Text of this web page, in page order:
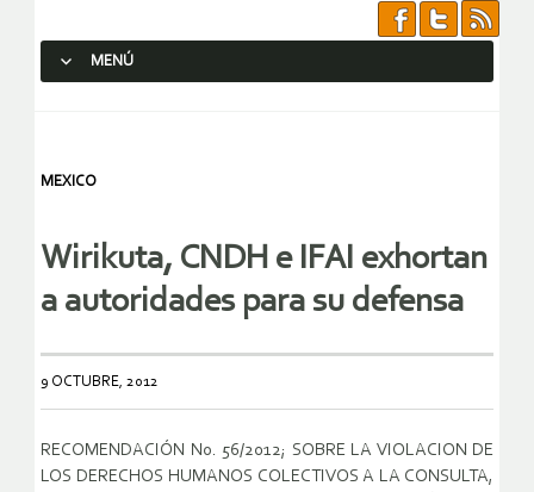
MENÚ
MEXICO
Wirikuta, CNDH e IFAI exhortan
a autoridades para su defensa
9 OCTUBRE, 2012
RECOMENDACIÓN No. 56/2012; SOBRE LA VIOLACION DE
LOS DERECHOS HUMANOS COLECTIVOS A LA CONSULTA,